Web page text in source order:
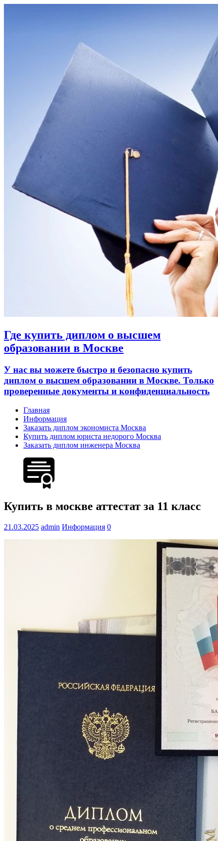
Где купить диплом о высшем
образовании в Москве
У нас вы можете быстро и безопасно купить
диплом о высшем образовании в Москве. Только
проверенные документы и конфиденциальность
Главная
Информация
Заказать диплом экономиста Москва
Купить диплом юриста недорого Москва
Заказать диплом инженера Москва
Купить в москве аттестат за 11 класс
21.03.2025 admin Информация 0